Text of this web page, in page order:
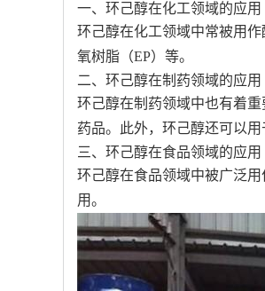
一、环己醇在化工领域的应用
环己醇在化工领域中常被用
氧树脂（EP）等。
二、环己醇在制药领域的应用
环己醇在制药领域中也有着
药品。此外，环己醇还可以用
三、环己醇在食品领域的应用
环己醇在食品领域中被广泛
用。